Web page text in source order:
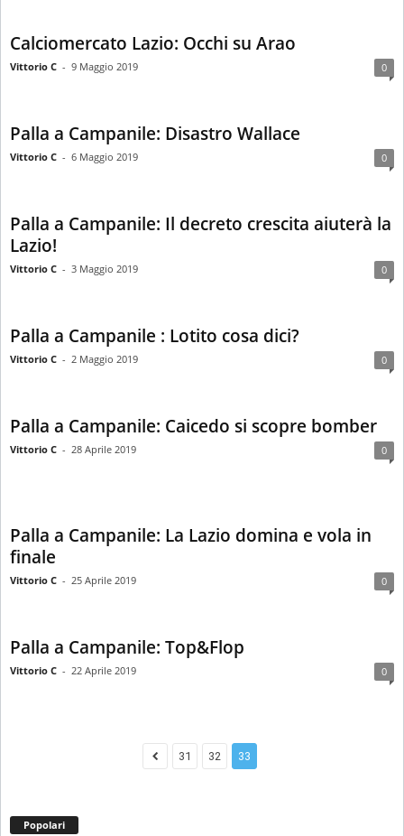
Calciomercato Lazio: Occhi su Arao
Vittorio C - 9 Maggio 2019 0
Palla a Campanile: Disastro Wallace
Vittorio C - 6 Maggio 2019 0
Palla a Campanile: Il decreto crescita aiuterà la
Lazio!
Vittorio C - 3 Maggio 2019 0
Palla a Campanile : Lotito cosa dici?
Vittorio C - 2 Maggio 2019 0
Palla a Campanile: Caicedo si scopre bomber
Vittorio C - 28 Aprile 2019 0
Palla a Campanile: La Lazio domina e vola in
finale
Vittorio C - 25 Aprile 2019 0
Palla a Campanile: Top&Flop
Vittorio C - 22 Aprile 2019 0
31 32 33
Popolari